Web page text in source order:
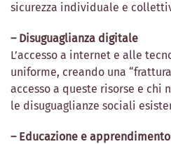
sicurezza individuale e
– Disuguaglianza digitale
L’accesso a internet e alle
uniforme, creando una
accesso a queste risorse e chi
le disuguaglianze sociali
– Educazione e apprendimento